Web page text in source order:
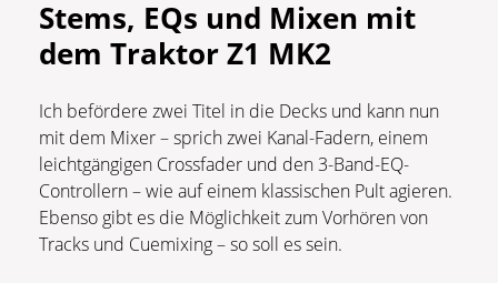
Stems, EQs und Mixen mit
dem Traktor Z1 MK2
Ich befördere zwei Titel in die Decks und kann nun
mit dem Mixer – sprich zwei Kanal-Fadern, einem
leichtgängigen Crossfader und den 3-Band-EQ-
Controllern – wie auf einem klassischen Pult agieren.
Ebenso gibt es die Möglichkeit zum Vorhören von
Tracks und Cuemixing – so soll es sein.